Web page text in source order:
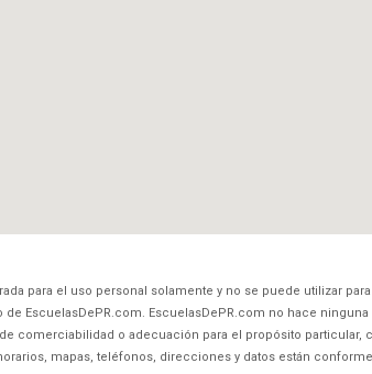
para el uso personal solamente y no se puede utilizar
EscuelasDePR.com. EscuelasDePR.com no hace
comerciabilidad o adecuación para el propósito particular,
mapas, teléfonos, direcciones y datos están